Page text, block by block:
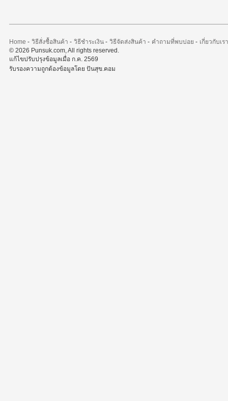
Home - วิธีสั่งซื้อสินค้า - วิธีชำระเงิน- วิธีจัดส่งสินค้า - คำถามที่พบบ่อย - เกี่ยวกับเรา
© 2026 Punsuk.com, All rights reserved.
แก้ไขปรับปรุงข้อมูลเมื่อ ก.ค. 2569
รับรองความถูกต้องข้อมูลโดย ปันสุข.คอม